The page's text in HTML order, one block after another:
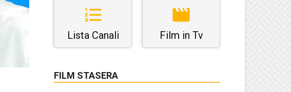
Lista Canali Film in Tv
FILM STASERA